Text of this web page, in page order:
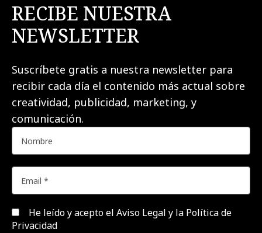
RECIBE NUESTRA
NEWSLETTER
Suscríbete gratis a nuestra newsletter para
recibir cada día el contenido más actual sobre
creatividad, publicidad, marketing, y
comunicación.
He leído y acepto el Aviso Legal y la Política de
Privacidad